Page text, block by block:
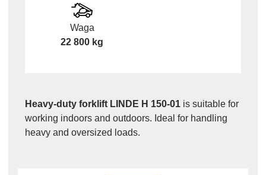
Waga
22 800 kg
Heavy-duty forklift LINDE H 150-01 is suitable for
working indoors and outdoors. Ideal for handling
heavy and oversized loads.